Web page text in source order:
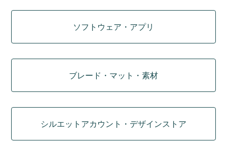
ソフトウェア・アプリ
ブレード・マット・素材
シルエットアカウント・デザインストア